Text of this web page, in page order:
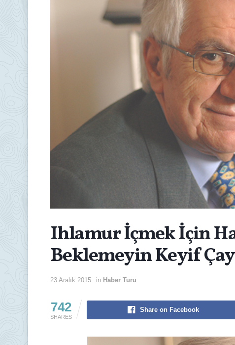
Ihlamur İçmek İçin
Beklemeyin Keyif
23 Aralık 2015 in Haber Turu
742
SHARES
Share on Facebook